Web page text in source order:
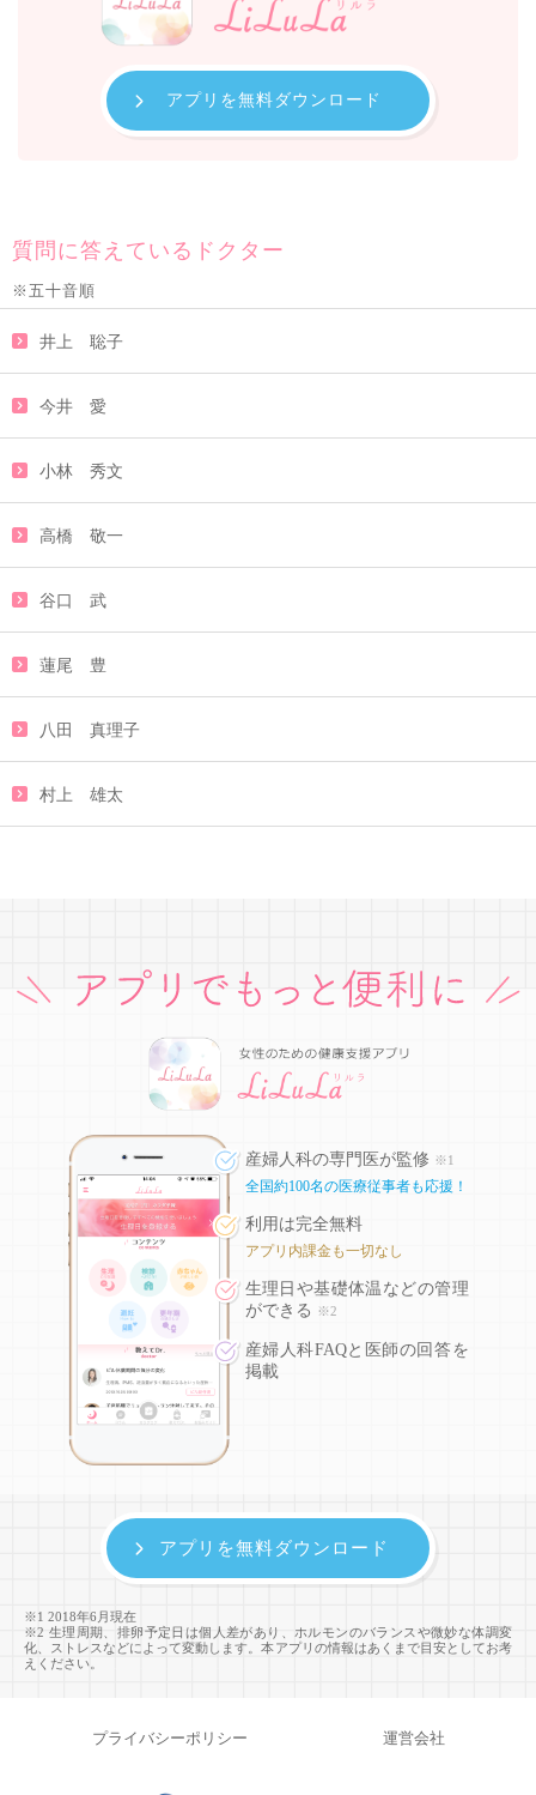
アプリを無料ダウンロード
質問に答えているドクター
※五十音順
井上 聡子
今井 愛
小林 秀文
高橋 敬一
谷口 武
蓮尾 豊
八田 真理子
村上 雄太
産婦人科の専門医が監修 ※1
全国約100名の医療従事者も応援！
利用は完全無料
アプリ内課金も一切なし
生理日や基礎体温などの管理
ができる
※2
産婦人科FAQと医師の回答を
掲載
※1 2018年6月現在
※2 生理周期、排卵予定日は個人差があり、ホルモンのバランスや微妙な体調変
化、ストレスなどによって変動します。本アプリの情報はあくまで目安としてお考
えください。
アプリを無料ダウンロード
プライバシーポリシー 運営会社